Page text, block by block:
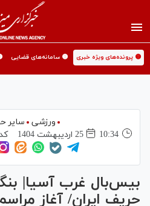
🟡 پرونده‌های ویژه خبری 🟡 سامانه‌های قضایی
ورزشی
سایر
10:34
25 ارديبهشت 1404
بیس‌بال غرب آسیا|
حریف ایران/ آغاز